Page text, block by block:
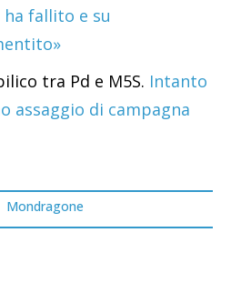
ha fallito e su
tra Pd e M5S. Intanto
assaggio di campagna
Mondragone